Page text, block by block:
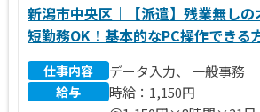
新潟市中央区｜【派遣】残業無し
短勤務OK！基本的なPC操作でき
で10分
仕事内容 データ入力、 一般事務
給与
時給：1,150円